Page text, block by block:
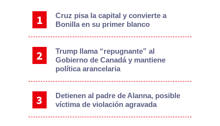
Cruz pisa la capital y convierte a
Bonilla en su primer blanco
Trump llama “repugnante” al
Gobierno de Canadá y mantiene
política arancelaria
Detienen al padre de Alanna, posible
víctima de violación agravada